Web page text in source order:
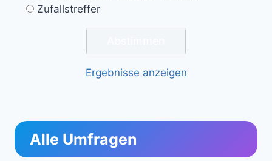
Zufallstreffer
Ergebnisse anzeigen
Alle Umfragen